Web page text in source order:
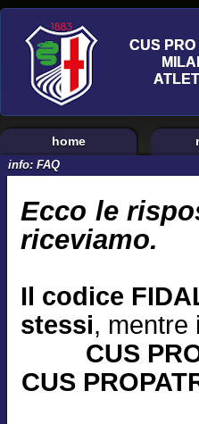
home
info: FAQ
Ecco le
riceviamo.
Il codice
stessi, mentre
CUS
CUS